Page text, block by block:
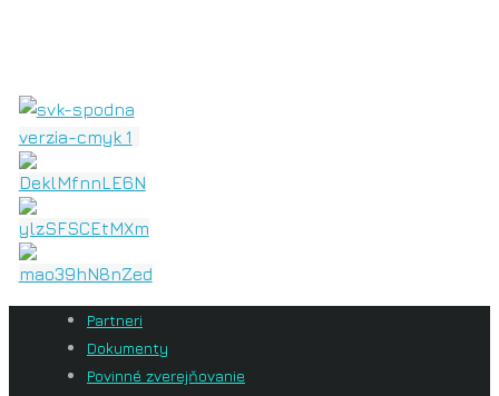
Partneri
Dokumenty
Povinné zverejňovanie